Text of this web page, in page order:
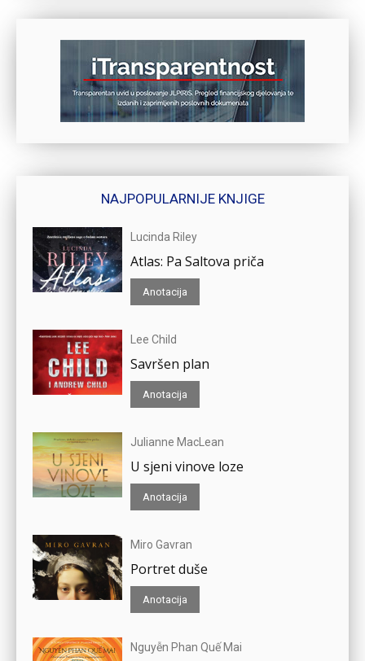
NAJPOPULARNIJE KNJIGE
Lucinda Riley
Atlas: Pa Saltova priča
Anotacija
Lee Child
Savršen plan
Anotacija
Julianne MacLean
U sjeni vinove loze
Anotacija
Miro Gavran
Portret duše
Anotacija
Nguyễn Phan Quế Mai